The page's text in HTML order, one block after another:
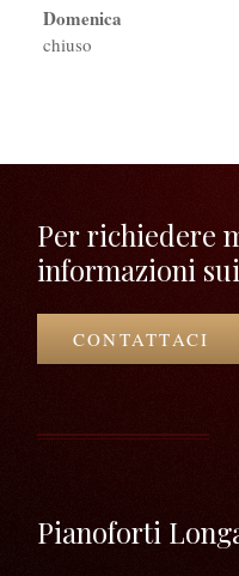
Domenica
chiuso
Per richiedere
informazioni
CONTATTACI
Pianoforti